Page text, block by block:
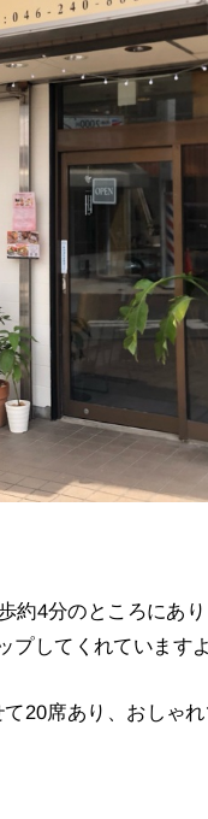
4分のところにあり
してくれていますよ
20席あり、おしゃ